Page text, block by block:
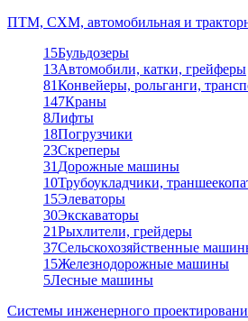
ПТМ, СХМ, автомобильная и
15Бульдозеры
13Автомобили, катки, грейферы
81Конвейеры, рольганги,
147Краны
8Лифты
18Погрузчики
23Скреперы
31 Дорожные машины
10Трубоукладчики,
15Элеваторы
30Экскаваторы
21Рыхлители, грейдеры
37Сельскохозяйственные
15Железнодорожные машины
5Лесные машины
Системы инженерного